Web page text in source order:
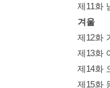
제11화
겨울
제12화
제13화
제14화
제15화